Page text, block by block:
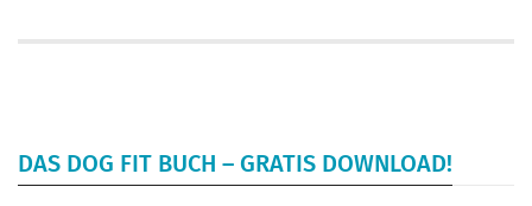
DAS DOG FIT BUCH – GRATIS DOWNLOAD!